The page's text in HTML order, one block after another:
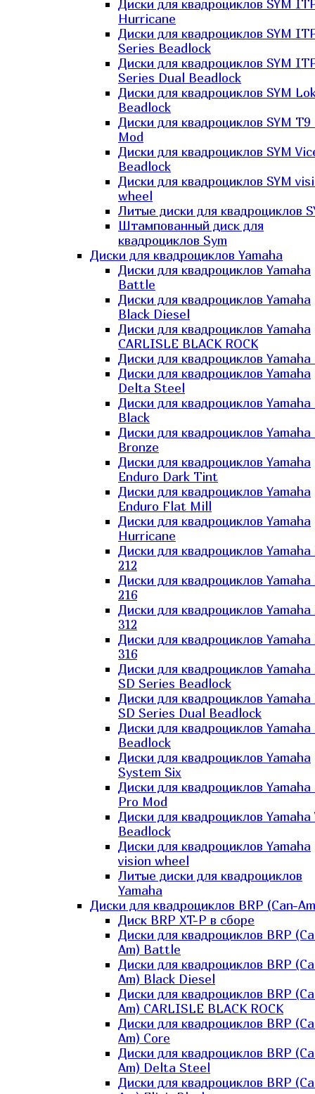
Диски для квадроциклов SYM
Hurricane
Диски для квадроциклов SYM
Series Beadlock
Диски для квадроциклов SYM
Series Dual Beadlock
Диски для квадроциклов SYM
Beadlock
Диски для квадроциклов SYM T9
Mod
Диски для квадроциклов SYM
Beadlock
Диски для квадроциклов SYM
wheel
Литые диски для квадроциклов
Штампованный диск для
квадроциклов Sym
Диски для квадроциклов Yamaha
Диски для квадроциклов Yamaha
Battle
Диски для квадроциклов Yamaha
Black Diesel
Диски для квадроциклов Yamaha
CARLISLE BLACK ROCK
Диски для квадроциклов Yamaha
Диски для квадроциклов Yamaha
Delta Steel
Диски для квадроциклов
Black
Диски для квадроциклов
Bronze
Диски для квадроциклов Yamaha
Enduro Dark Tint
Диски для квадроциклов Yamaha
Enduro Flat Mill
Диски для квадроциклов Yamaha
Hurricane
Диски для квадроциклов
212
Диски для квадроциклов
216
Диски для квадроциклов
312
Диски для квадроциклов
316
Диски для квадроциклов
SD Series Beadlock
Диски для квадроциклов
SD Series Dual Beadlock
Диски для квадроциклов Yamaha
Beadlock
Диски для квадроциклов Yamaha
System Six
Диски для квадроциклов Yamaha
Pro Mod
Диски для квадроциклов Yamaha
Beadlock
Диски для квадроциклов Yamaha
vision wheel
Литые диски для квадроциклов
Yamaha
Диски для квадроциклов BRP (Can-
Диск BRP XT-P в сборе
Диски для квадроциклов BRP
Am) Battle
Диски для квадроциклов BRP
Am) Black Diesel
Диски для квадроциклов BRP
Am) CARLISLE BLACK ROCK
Диски для квадроциклов BRP
Am) Core
Диски для квадроциклов BRP
Am) Delta Steel
Диски для квадроциклов BRP